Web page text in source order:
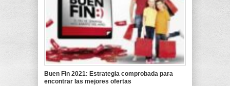
Buen Fin 2021: Estrategia comprobada para
encontrar las mejores ofertas